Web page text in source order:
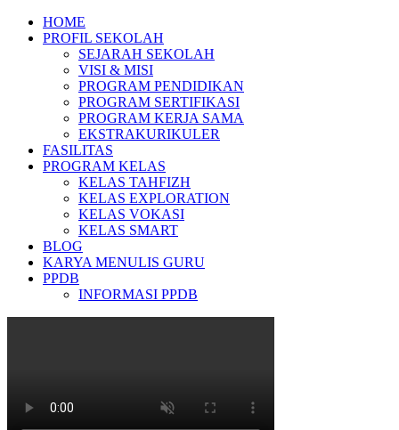
HOME
PROFIL SEKOLAH
SEJARAH SEKOLAH
VISI & MISI
PROGRAM PENDIDIKAN
PROGRAM SERTIFIKASI
PROGRAM KERJA SAMA
EKSTRAKURIKULER
FASILITAS
PROGRAM KELAS
KELAS TAHFIZH
KELAS EXPLORATION
KELAS VOKASI
KELAS SMART
BLOG
KARYA MENULIS GURU
PPDB
INFORMASI PPDB